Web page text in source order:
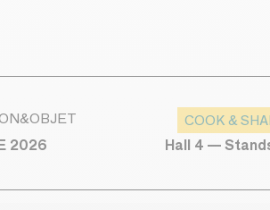
2026
COOK &
Hall 4 —